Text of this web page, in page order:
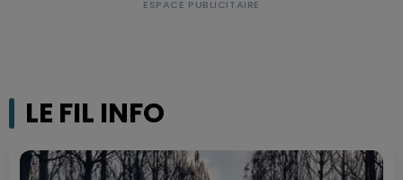
LE FIL INFO